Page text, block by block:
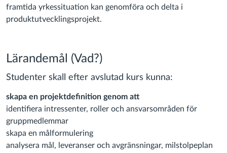
framtida yrkessituation kan genomföra och delta i
produktutvecklingsprojekt.
Lärandemål (Vad?)
Studenter skall efter avslutad kurs kunna:
skapa en projektdefinition genom att
identifiera intressenter, roller och ansvarsområden för
gruppmedlemmar
skapa en målformulering
analysera mål, leveranser och avgränsningar, milstolpeplan